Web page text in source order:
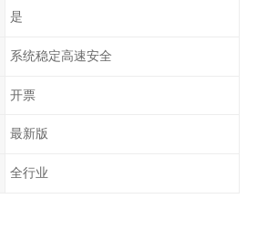
是
系统稳定高速安全
开票
最新版
全行业